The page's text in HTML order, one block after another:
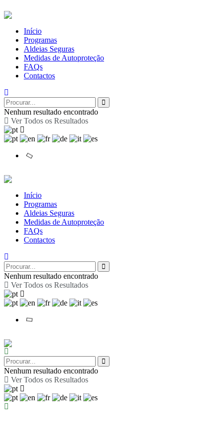
Início
Programas
Aldeias Seguras
Medidas de Autoproteção
FAQs
Contactos
Nenhum resultado encontrado
Ver Todos os Resultados
Início
Programas
Aldeias Seguras
Medidas de Autoproteção
FAQs
Contactos
Nenhum resultado encontrado
Ver Todos os Resultados
Nenhum resultado encontrado
Ver Todos os Resultados